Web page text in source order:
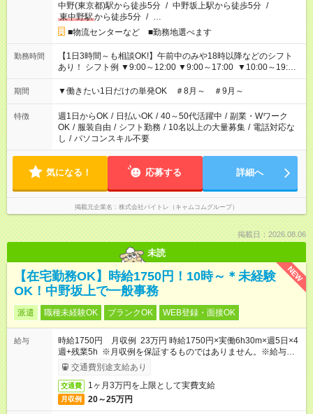
中野(東京都)駅から徒歩5分 / 中野坂上駅から徒歩5分 /
東中野駅から徒歩5分 / …
■物流センターなど ■勤務地選べます
勤務時間
【1日3時間～も相談OK!】午前中のみや18時以降などのシフト
あり！ シフト例 ▼9:00～12:00 ▼9:00～17:00 ▼10:00～19:00
▼18:00～21:00
期間 ▼働きたい1日だけの単発OK ＃8月～ ＃9月～
特徴 週1日からOK / 日払いOK / 40～50代活躍中 / 副業・Wワーク
OK / 服装自由 / シフト勤務 / 10名以上の大量募集 / 電話対応な
し / パソコンスキル不要
気になる！ 応募する 詳細へ
掲載元企業名 株式会社バイトレ（キャムコムグループ）
掲載日：2026.08.06
未読
NEW
【在宅勤務OK】時給1750円！10時～＊未経験
OK！中野坂上で一般事務
派遣 職種未経験OK ブランクOK WEB登録・面接OK
給与
時給1750円 月収例 23万円 時給1750円×実働6h30m×週5日×4
週+残業5h ※月収例を保証するものではありません。※給与即受
取りサービス利用可（利用条件有）
交通費別途支給あり
交通費 1ヶ月3万円を上限として実費支給
月収例 20～25万円